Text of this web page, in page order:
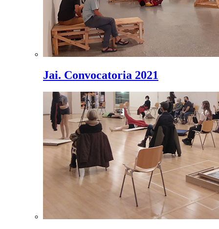
Jai. Convocatoria 2021